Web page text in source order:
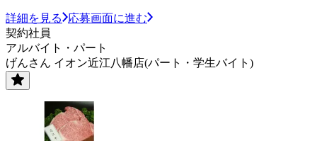
詳細を見る
応募画面に進む
契約社員
アルバイト・パート
げんさん イオン近江八幡店(パート・学生バイト)